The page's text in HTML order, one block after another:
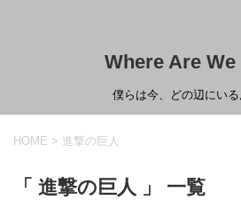
Where Are We
僕らは今、どの辺にいる
HOME > 進撃の巨人
「 進撃の巨人 」 一覧